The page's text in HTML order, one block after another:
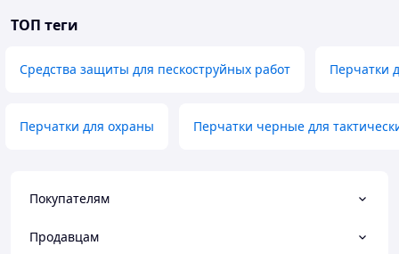
ТОП теги
Средства защиты для пескоструйных работ Перчатки
Перчатки для охраны Перчатки черные для
Покупателям
Продавцам